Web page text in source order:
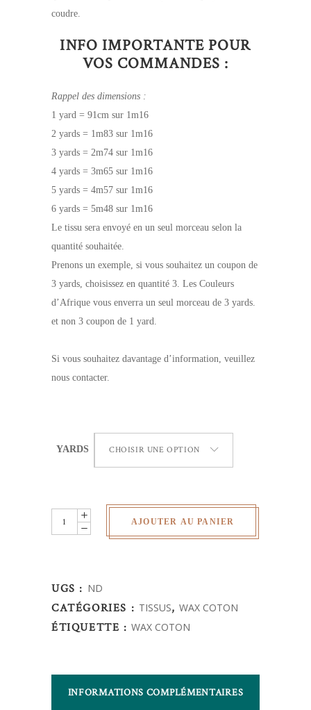
coudre.
INFO IMPORTANTE POUR
VOS COMMANDES :
Rappel des dimensions :
1 yard = 91cm sur 1m16
2 yards = 1m83 sur 1m16
3 yards = 2m74 sur 1m16
4 yards = 3m65 sur 1m16
5 yards = 4m57 sur 1m16
6 yards = 5m48 sur 1m16
Le tissu sera envoyé en un seul morceau selon la
quantité souhaitée.
Prenons un exemple, si vous souhaitez un coupon de
3 yards, choisissez en quantité 3. Les Couleurs
d’Afrique vous enverra un seul morceau de 3 yards.
et non 3 coupon de 1 yard.
Si vous souhaitez davantage d’information, veuillez
nous contacter.
YARDS CHOISIR UNE OPTION
Wax
Africain
quantity
AJOUTER AU PANIER
UGS : ND
CATÉGORIES : TISSUS,WAX COTON
ÉTIQUETTE :WAX COTON
INFORMATIONS COMPLÉMENTAIRES